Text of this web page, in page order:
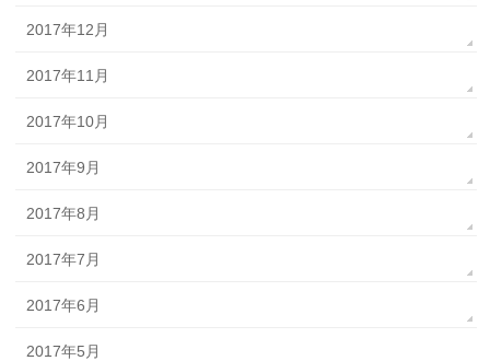
2017年12月
2017年11月
2017年10月
2017年9月
2017年8月
2017年7月
2017年6月
2017年5月